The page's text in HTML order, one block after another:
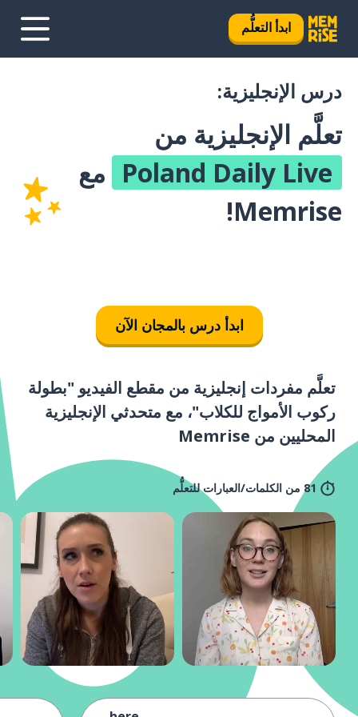
ابدأ التعلُّم
درس الإنجليزية:
تعلَّم الإنجليزية من
Poland Daily Live مع
Memrise!
ابدأ درس بالمجان الآن
تعلَّم مفردات إنجليزية من مقطع الفيديو "بطولة
ركوب الأمواج للكلاب"، مع متحدثي الإنجليزية
المحليين من Memrise
81 من الكلمات/العبارات للتعلُّم